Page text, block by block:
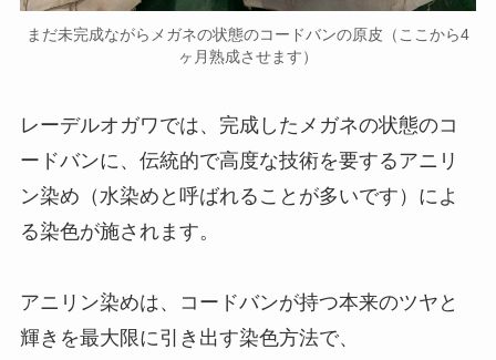
まだ未完成ながらメガネの状態のコードバンの原皮（ここから4
ヶ月熟成させます）
レーデルオガワでは、完成したメガネの状態のコ
ードバンに、伝統的で高度な技術を要するアニリ
ン染め（水染めと呼ばれることが多いです）によ
る染色が施されます。
アニリン染めは、コードバンが持つ本来のツヤと
輝きを最大限に引き出す染色方法で、